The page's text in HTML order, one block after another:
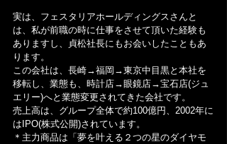
実は、フェスタリアホールディングスさんと
は、私が前職の時に仕事をさせて頂いた経験も
ありますし、貞松社長にもお会いしたこともあ
ります。
この会社は、長崎→福岡→東京中目黒と本社を
移転し、業態も、時計店→眼鏡店→宝石店(ジュ
エリー)へと業態変更されてきた会社です。
売上高は、グループ全体で約100億円、2002年に
はIPO(株式公開)されています。
＊主力商品は「夢を叶える２つの星のダイヤモ